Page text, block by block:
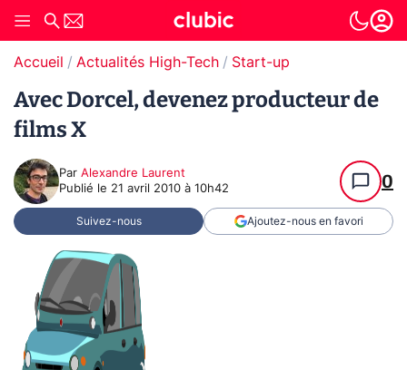
Accueil Actualités High-Tech Start-up
Avec Dorcel, devenez producteur de
films X
Par Alexandre Laurent
Publié le 21 avril 2010 à 10h42 0
Suivez-nous Ajoutez-nous en favori